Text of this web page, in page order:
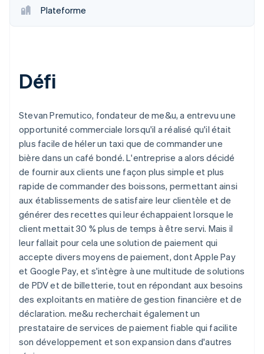
Plateforme
Défi
Stevan Premutico, fondateur de me&u, a entrevu une
opportunité commerciale lorsqu'il a réalisé qu'il était
plus facile de héler un taxi que de commander une
bière dans un café bondé. L'entreprise a alors décidé
de fournir aux clients une façon plus simple et plus
rapide de commander des boissons, permettant ainsi
aux établissements de satisfaire leur clientèle et de
générer des recettes qui leur échappaient lorsque le
client mettait 30 % plus de temps à être servi. Mais il
leur fallait pour cela une solution de paiement qui
accepte divers moyens de paiement, dont Apple Pay
et Google Pay, et s'intègre à une multitude de solutions
de PDV et de billetterie, tout en répondant aux besoins
des exploitants en matière de gestion financière et de
déclaration. me&u recherchait également un
prestataire de services de paiement fiable qui facilite
son développement et son expansion dans d'autres